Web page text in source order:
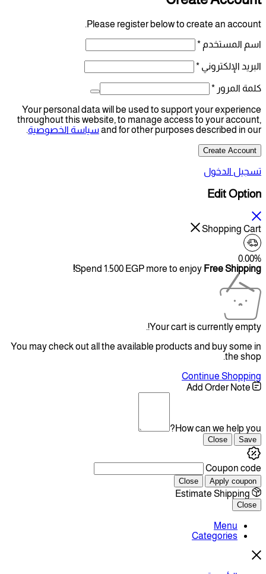
Please register
Your personal data will be used to
throughout this website, to manage
and for otherسياسة الخصوصية.
Spend1.500EGPmore
Your
You may check out all the available